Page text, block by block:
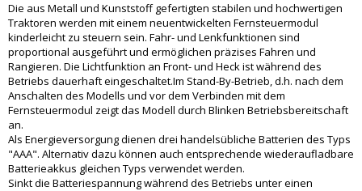
Die aus Metall und Kunststoff gefertigten stabilen und hochwertigen
Traktoren werden mit einem neuentwickelten Fernsteuermodul
kinderleicht zu steuern sein. Fahr- und Lenkfunktionen sind
proportional ausgeführt und ermöglichen präzises Fahren und
Rangieren. Die Lichtfunktion an Front- und Heck ist während des
Betriebs dauerhaft eingeschaltet.Im Stand-By-Betrieb, d.h. nach dem
Anschalten des Modells und vor dem Verbinden mit dem
Fernsteuermodul zeigt das Modell durch Blinken Betriebsbereitschaft
an.
Als Energieversorgung dienen drei handelsübliche Batterien des Typs
"AAA". Alternativ dazu können auch entsprechende wiederaufladbare
Batterieakkus gleichen Typs verwendet werden.
Sinkt die Batteriespannung während des Betriebs unter einen